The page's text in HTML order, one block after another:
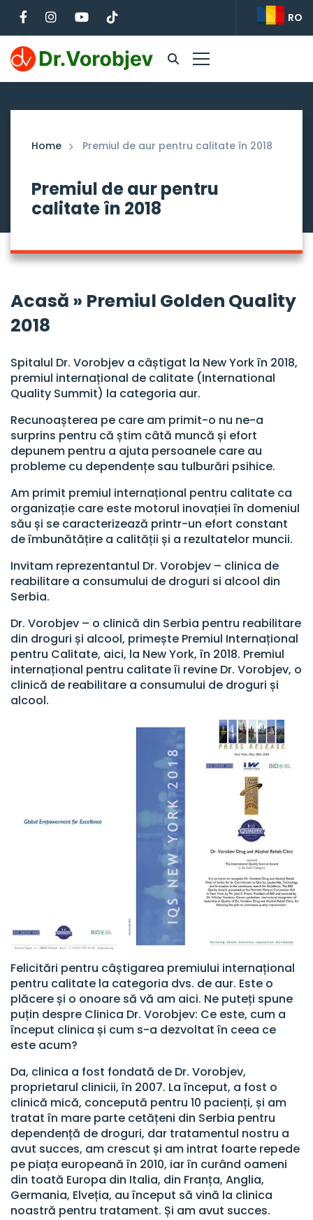
RO
Home Premiul de aur pentru calitate în 2018
Premiul de aur pentru
calitate în 2018
Acasă » Premiul Golden Quality
2018
Spitalul Dr. Vorobjev a câștigat la New York în 2018,
premiul internațional de calitate (International
Quality Summit) la categoria aur.
Recunoașterea pe care am primit-o nu ne-a
surprins pentru că știm câtă muncă și efort
depunem pentru a ajuta persoanele care au
probleme cu dependențe sau tulburări psihice.
Am primit premiul internațional pentru calitate ca
organizație care este motorul inovației în domeniul
său și se caracterizează printr-un efort constant
de îmbunătățire a calității și a rezultatelor muncii.
Invitam reprezentantul Dr. Vorobjev – clinica de
reabilitare a consumului de droguri si alcool din
Serbia.
Dr. Vorobjev – o clinică din Serbia pentru reabilitare
din droguri și alcool, primește Premiul Internațional
pentru Calitate, aici, la New York, în 2018. Premiul
internațional pentru calitate îi revine Dr. Vorobjev, o
clinică de reabilitare a consumului de droguri și
alcool.
Felicitări pentru câștigarea premiului internațional
pentru calitate la categoria dvs. de aur. Este o
plăcere și o onoare să vă am aici. Ne puteți spune
puțin despre Clinica Dr. Vorobjev: Ce este, cum a
început clinica și cum s-a dezvoltat în ceea ce
este acum?
Da, clinica a fost fondată de Dr. Vorobjev,
proprietarul clinicii, în 2007. La început, a fost o
clinică mică, concepută pentru 10 pacienți, și am
tratat în mare parte cetățeni din Serbia pentru
dependență de droguri, dar tratamentul nostru a
avut succes, am crescut și am intrat foarte repede
pe piața europeană în 2010, iar în curând oameni
din toată Europa din Italia, din Franța, Anglia,
Germania, Elveția, au început să vină la clinica
noastră pentru tratament. Și am avut succes.